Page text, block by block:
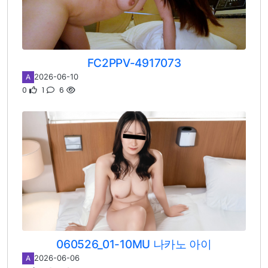
FC2PPV-4917073
A 2026-06-10
0 1 6
060526_01-10MU 나카노 아이
A 2026-06-06